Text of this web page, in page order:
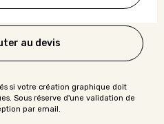
au devis